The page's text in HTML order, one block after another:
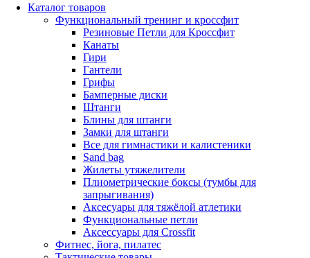
Каталог товаров
Функциональный тренинг и кроссфит
Резиновые Петли для Кроссфит
Канаты
Гири
Гантели
Грифы
Бамперные диски
Штанги
Блины для штанги
Замки для штанги
Все для гимнастики и калистеники
Sand bag
Жилеты утяжелители
Плиометрические боксы (тумбы для
запрыгивания)
Аксесуары для тяжёлой атлетики
Функциональные петли
Аксессуары для Crossfit
Фитнес, йога, пилатес